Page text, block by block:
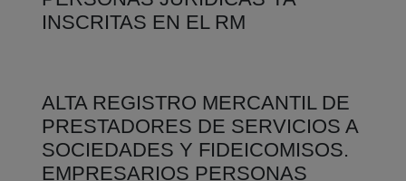
INSCRITAS EN EL RM
ALTA REGISTRO MERCANTIL DE
PRESTADORES DE SERVICIOS A
SOCIEDADES Y FIDEICOMISOS.
EMPRESARIOS PERSONAS